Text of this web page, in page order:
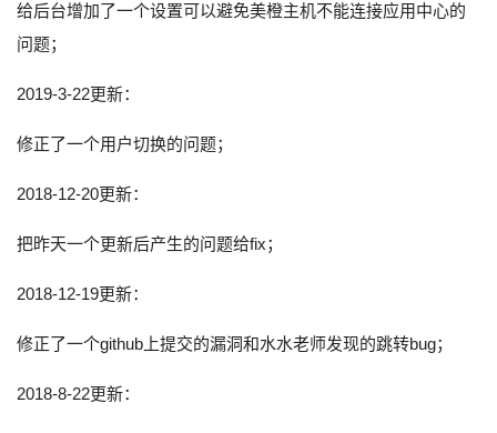
给后台增加了一个设置可以避免美橙主机不能连接应用中心的
问题；
2019-3-22更新：
修正了一个用户切换的问题；
2018-12-20更新：
把昨天一个更新后产生的问题给fix；
2018-12-19更新：
修正了一个github上提交的漏洞和水水老师发现的跳转bug；
2018-8-22更新：